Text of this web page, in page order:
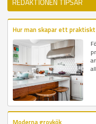
Hur man skapar ett praktiskt